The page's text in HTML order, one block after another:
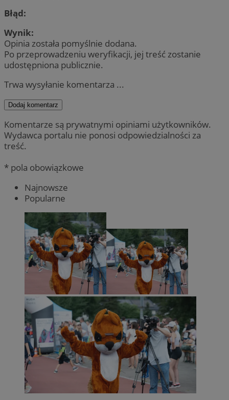
Błąd:
Wynik:
Opinia została pomyślnie dodana.
Po przeprowadzeniu weryfikacji, jej treść zostanie
udostępniona publicznie.
Trwa wysyłanie komentarza ...
Dodaj komentarz
Komentarze są prywatnymi opiniami użytkowników.
Wydawca portalu nie ponosi odpowiedzialności za
treść.
* pola obowiązkowe
Najnowsze
Popularne